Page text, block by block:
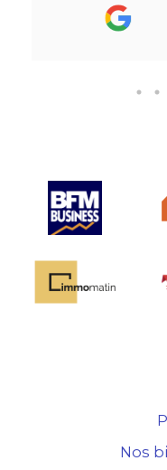
Nos